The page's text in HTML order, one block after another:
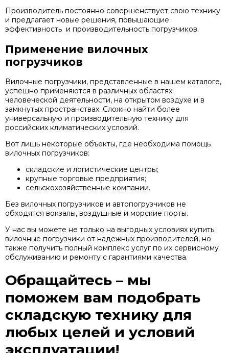
Производитель постоянно совершенствует свою технику
и предлагает новые решения, повышающие
эффективность и производительность погрузчиков.
Применение вилочных
погрузчиков
Вилочные погрузчики, представленные в нашем каталоге,
успешно применяются в различных областях
человеческой деятельности, на открытом воздухе и в
замкнутых пространствах. Сложно найти более
универсальную и производительную технику для
российских климатических условий.
Вот лишь некоторые объекты, где необходима помощь
вилочных погрузчиков:
складские и логистические центры;
крупные торговые предприятия;
сельскохозяйственные компании.
Без вилочных погрузчиков и автопогрузчиков не
обходятся вокзалы, воздушные и морские порты.
У нас вы можете не только на выгодных условиях купить
вилочные погрузчики от надежных производителей, но
также получить полный комплекс услуг по их сервисному
обслуживанию и ремонту с гарантиями качества.
Обращайтесь – мы
поможем вам подобрать
складскую технику для
любых целей и условий
эксплуатации!